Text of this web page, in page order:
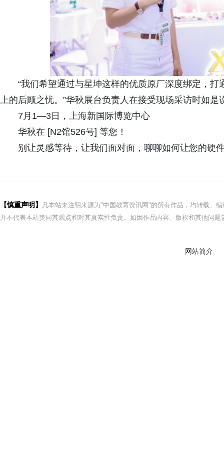
“我们希望通过与星坤这样的优质原厂深度绑定，打
上的后顾之忧。”华秋展台负责人在接受现场采访时如是
7月1—3日，上海新国际博览中心
华秋在 [N2馆526号] 等您！
别让灵感等待，让我们面对面，聊聊如何让您的硬
【慎重声明】
凡本站未注明来源为"中国教育资讯网"的所有作品，均转载、
并不代表本站赞同其观点和对其真实性负责。如因作品内容、版权和其他问
网站简介